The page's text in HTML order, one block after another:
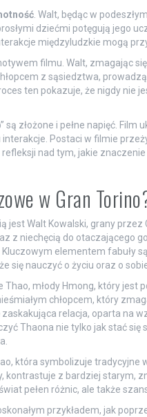
. Walt, będąc w
dziećmi potęgują jego
międzyludzkie mogą
filmu. Walt, zmagając
z sąsiedztwa,
ten pokazuje, że nigdy nie
są złożone i pełne napięć.
Postaci w filmie
nad tym, jakie
w Gran
jest Walt Kowalski, grany
z niechęcią do otaczającego
elementem fabuły
się nauczyć o życiu oraz o
Thao, młody Hmong, który jest
chłopcem, który
relacja, oparta na
Thaona nie tylko jak stać się
która symbolizuje tradycyjne
kontrastuje z bardziej starym,
pełen różnic, ale także
przykładem, jak